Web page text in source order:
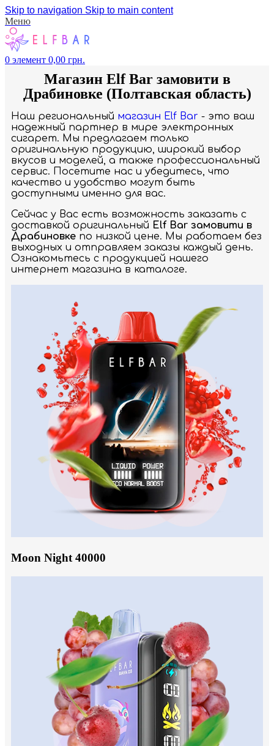
Skip to navigation Skip to main content
Меню
0 элемент 0,00 грн.
Магазин Elf Bar замовити в
Драбиновке (Полтавская область)
Наш региональный магазин Elf Bar - это ваш
надежный партнер в мире электронных
сигарет. Мы предлагаем только
оригинальную продукцию, широкий выбор
вкусов и моделей, а также профессиональный
сервис. Посетите нас и убедитесь, что
качество и удобство могут быть
доступными именно для вас.
Сейчас у Вас есть возможность заказать с
доставкой оригинальный Elf Bar замовити в
Драбиновке по низкой цене. Мы работаем без
выходных и отправляем заказы каждый день.
Ознакомьтесь с продукцией нашего
интернет магазина в каталоге.
Moon Night 40000